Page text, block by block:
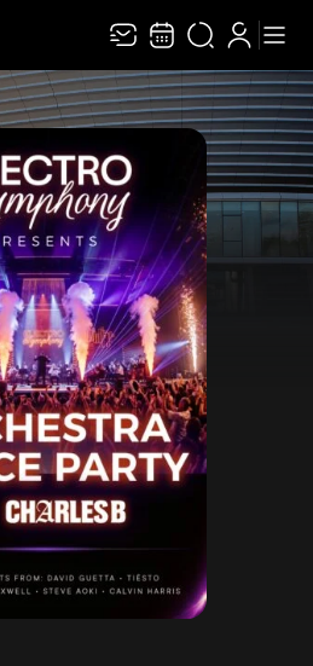
en vous abonnant à
pour la gestion de votre
Arena. Vous pouvez retirer votre
en savoir plus, consultez notre politique de